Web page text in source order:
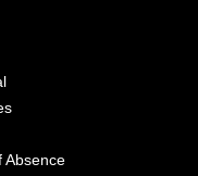
Absence